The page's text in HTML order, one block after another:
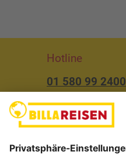
Hotline
01 580 99 2400
Über uns
Service